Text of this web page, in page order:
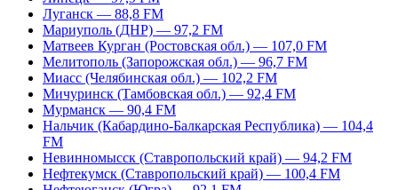
Луганск — 88,8 FM
Мариуполь (ДНР) — 97,2 FM
Матвеев Курган (Ростовская обл.) — 107,0 FM
Мелитополь (Запорожская обл.) — 96,7 FM
Миасс (Челябинская обл.) — 102,2 FM
Мичуринск (Тамбовская обл.) — 92,4 FM
Мурманск — 90,4 FM
Нальчик (Кабардино-Балкарская Республика) — 104,4
FM
Невинномысск (Ставропольский край) — 94,2 FM
Нефтекумск (Ставропольский край) — 100,4 FM